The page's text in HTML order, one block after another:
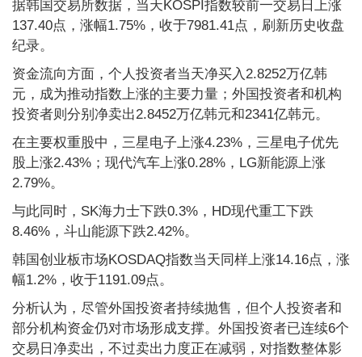
据韩国交易所数据，当天KOSPI指数较前一交易日上涨
137.40点，涨幅1.75%，收于7981.41点，刷新历史收盘
纪录。
资金流向方面，个人投资者当天净买入2.8252万亿韩
元，成为推动指数上涨的主要力量；外国投资者和机构
投资者则分别净卖出2.8452万亿韩元和2341亿韩元。
在主要权重股中，三星电子上涨4.23%，三星电子优先
股上涨2.43%；现代汽车上涨0.28%，LG新能源上涨
2.79%。
与此同时，SK海力士下跌0.3%，HD现代重工下跌
8.46%，斗山能源下跌2.42%。
韩国创业板市场KOSDAQ指数当天同样上涨14.16点，涨
幅1.2%，收于1191.09点。
分析认为，尽管外国投资者持续抛售，但个人投资者和
部分机构资金仍对市场形成支撑。外国投资者已连续6个
交易日净卖出，不过卖出力度正在减弱，对指数整体影